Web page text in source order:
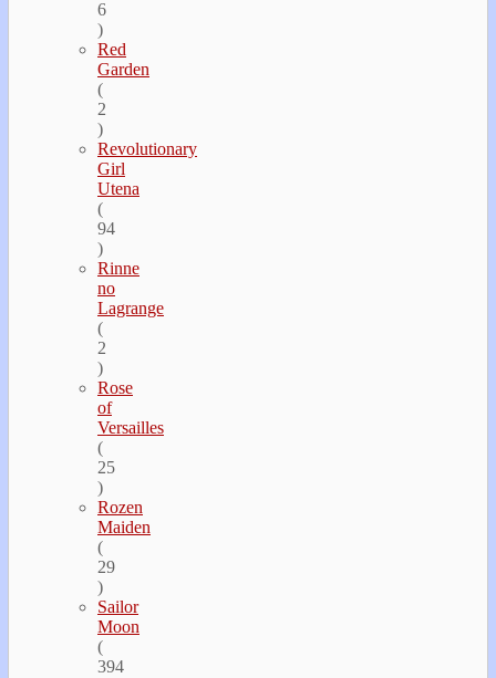
6
)
Red
Garden
(
2
)
Revolutionary
Girl
Utena
(
94
)
Rinne
no
Lagrange
(
2
)
Rose
of
Versailles
(
25
)
Rozen
Maiden
(
29
)
Sailor
Moon
(
394